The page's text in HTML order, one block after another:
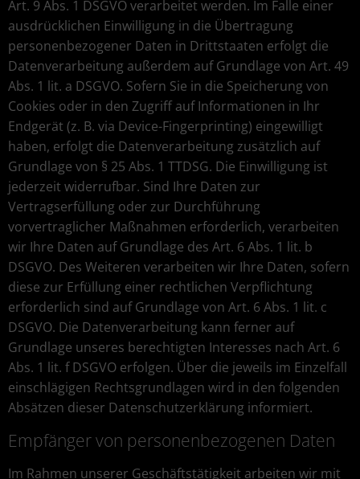
Art. 9 Abs. 1 DSGVO verarbeitet werden. Im Falle einer
ausdrücklichen Einwilligung in die Übertragung
personenbezogener Daten in Drittstaaten erfolgt die
Datenverarbeitung außerdem auf Grundlage von Art. 49
Abs. 1 lit. a DSGVO. Sofern Sie in die Speicherung von
Cookies oder in den Zugriff auf Informationen in Ihr
Endgerät (z. B. via Device-Fingerprinting) eingewilligt
haben, erfolgt die Datenverarbeitung zusätzlich auf
Grundlage von § 25 Abs. 1 TTDSG. Die Einwilligung ist
jederzeit widerrufbar. Sind Ihre Daten zur
Vertragserfüllung oder zur Durchführung
vorvertraglicher Maßnahmen erforderlich, verarbeiten
wir Ihre Daten auf Grundlage des Art. 6 Abs. 1 lit. b
DSGVO. Des Weiteren verarbeiten wir Ihre Daten, sofern
diese zur Erfüllung einer rechtlichen Verpflichtung
erforderlich sind auf Grundlage von Art. 6 Abs. 1 lit. c
DSGVO. Die Datenverarbeitung kann ferner auf
Grundlage unseres berechtigten Interesses nach Art. 6
Abs. 1 lit. f DSGVO erfolgen. Über die jeweils im Einzelfall
einschlägigen Rechtsgrundlagen wird in den folgenden
Absätzen dieser Datenschutzerklärung informiert.
Empfänger von personenbezogenen Daten
Im Rahmen unserer Geschäftstätigkeit arbeiten wir mit